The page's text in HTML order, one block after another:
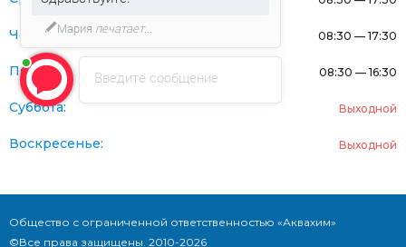
Четверг: 08:30 — 17:30
Пятница: 08:30 — 16:30
Суббота: Выходной
Воскресенье: Выходной
Общество с ограниченной ответственностью «Аквахим»
©Все права защищены. 2010-2026
Введите сообщение
Мария печатает...